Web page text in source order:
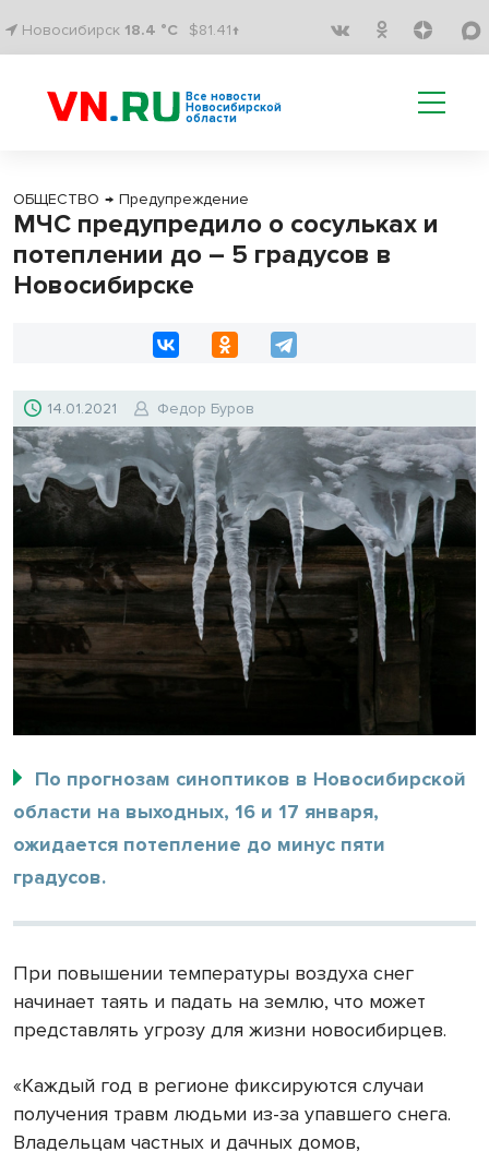
Новосибирск 18.4 °C $81.41↑
Все новости
Новосибирской
области
ОБЩЕСТВО → Предупреждение
МЧС предупредило о сосульках и
потеплении до – 5 градусов в
Новосибирске
14.01.2021 Федор Буров
По прогнозам синоптиков в Новосибирской
области на выходных, 16 и 17 января,
ожидается потепление до минус пяти
градусов.
При повышении температуры воздуха снег
начинает таять и падать на землю, что может
представлять угрозу для жизни новосибирцев.
«Каждый год в регионе фиксируются случаи
получения травм людьми из-за упавшего снега.
Владельцам частных и дачных домов,